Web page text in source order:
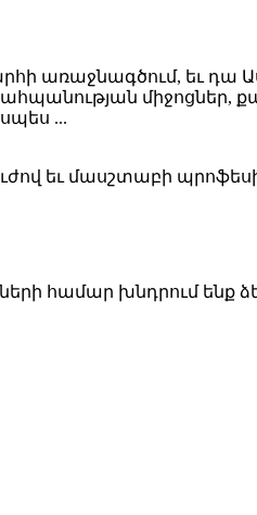
առաջնագծում, եւ
...
ուժով եւ
համար խնդրում ենք